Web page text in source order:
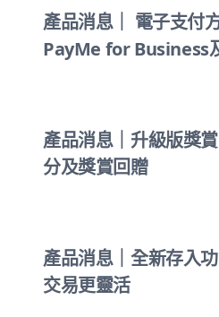
產品消息｜ 電子支付
PayMe for Business
產品消息｜升級版獎
分及獎賞回贈
產品消息｜全新存入功能 隨時補充
交易更靈活